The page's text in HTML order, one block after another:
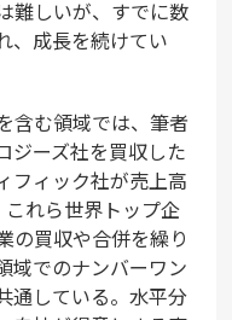
難しいが、すでに数
、成長を続けてい
含む領域では、筆者
ジーズ社を買収した
フィック社が売上高
れら世界トップ企
の買収や合併を繰り
域でのナンバーワン
通している。水平分